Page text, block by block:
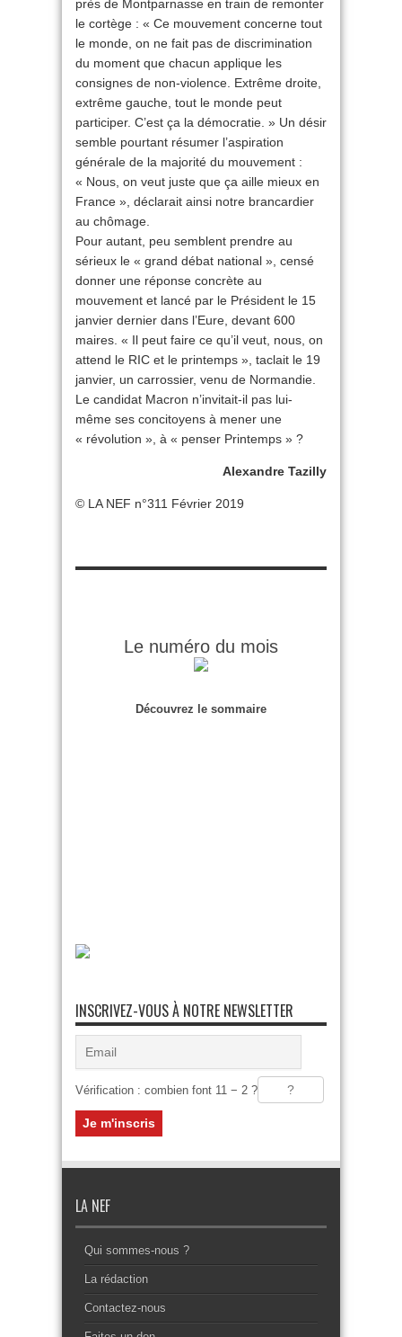
près de Montparnasse en train de remonter
le cortège : « Ce mouvement concerne tout
le monde, on ne fait pas de discrimination
du moment que chacun applique les
consignes de non-violence. Extrême droite,
extrême gauche, tout le monde peut
participer. C’est ça la démocratie. » Un désir
semble pourtant résumer l’aspiration
générale de la majorité du mouvement :
« Nous, on veut juste que ça aille mieux en
France », déclarait ainsi notre brancardier
au chômage.
Pour autant, peu semblent prendre au
sérieux le « grand débat national », censé
donner une réponse concrète au
mouvement et lancé par le Président le 15
janvier dernier dans l’Eure, devant 600
maires. « Il peut faire ce qu’il veut, nous, on
attend le RIC et le printemps », taclait le 19
janvier, un carrossier, venu de Normandie.
Le candidat Macron n’invitait-il pas lui-
même ses concitoyens à mener une
« révolution », à « penser Printemps » ?
Alexandre Tazilly
© LA NEF n°311 Février 2019
Le numéro du mois
Découvrez le sommaire
INSCRIVEZ-VOUS À NOTRE NEWSLETTER
Vérification : combien font 11 − 2 ?
LA NEF
Qui sommes-nous ?
La rédaction
Contactez-nous